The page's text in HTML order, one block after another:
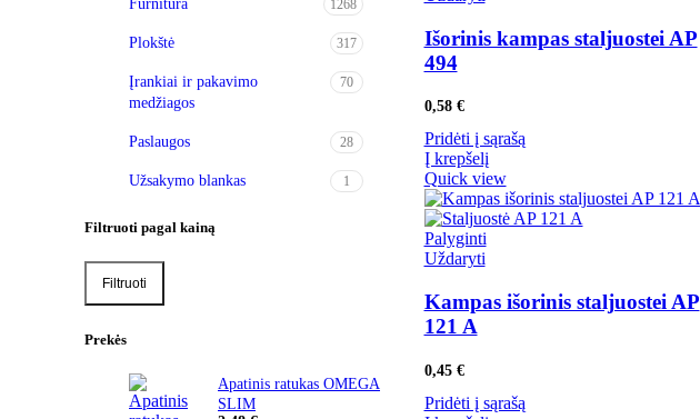
Furnitūra 1268
Plokštė 317
Įrankiai ir pakavimo
medžiagos
70
Paslaugos 28
Užsakymo blankas 1
Filtruoti pagal kainą
Filtruoti
Prekės
Apatinis ratukas OMEGA
SLIM
Išorinis kampas staljuostei AP
494
0,58 €
Pridėti į sąrašą
Į krepšelį
Quick view
Palyginti
Uždaryti
Kampas išorinis staljuostei AP
121 A
0,45 €
Pridėti į sąrašą